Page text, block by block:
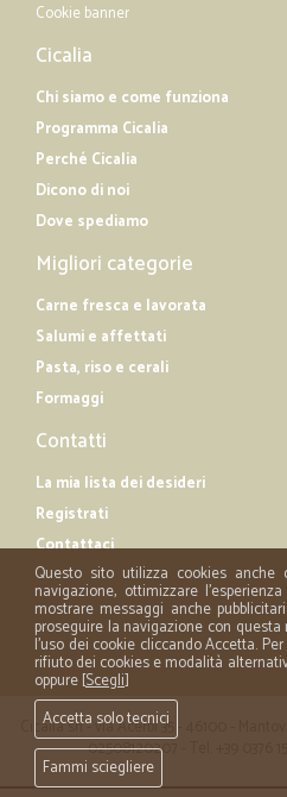
Cookie banner
Cicalia
Chi siamo e come funziona
Programma Cicalia
Perché Cicalia
Dicono di noi
Dove spediamo
Migliori categorie
Carne fresca e lavorata
Salumi e affettati
Pasta, riso e cerali
Formaggi
Contatti
La mia lista dei desideri
Registrati
Contattaci
Cicalia srl - via Acerbi 35 - 46100 -
02508120207 - Tel. +39 0376
Questo sito utilizza cookies
navigazione, ottimizzare
mostrare messaggi anche
proseguire la navigazione con
l'uso dei cookie cliccando Accetta.
rifiuto dei cookies e modalità
oppure [Scegli]
Accetta solo tecnici
Fammi sciegliere